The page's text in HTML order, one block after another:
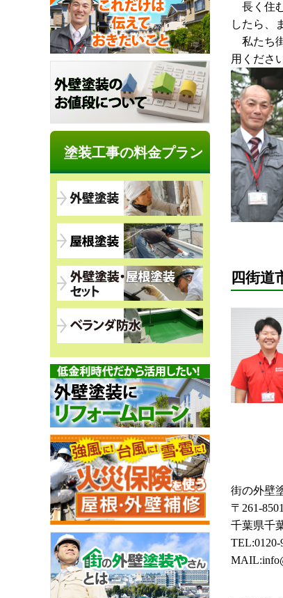
長く住
したら、
私たち
用くださ
四街道
街の外壁
〒261-8501
千葉県千
TEL:0120-
塗装工事の料金プラン